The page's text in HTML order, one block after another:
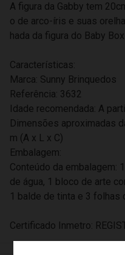
A figura da Gabby tem
o de arco-íris e suas
hada da figura do Baby Box
Características:
Marca: Sunny Brinquedos
Referência: 3632
Idade recomendada: A
Dimensões aproximadas
m (A x L x C)
Embalagem:
Conteúdo da embalagem:
de água, 1 bloco de arte
1 balde de tinta e 3 folhas
Certificado Inmetro: